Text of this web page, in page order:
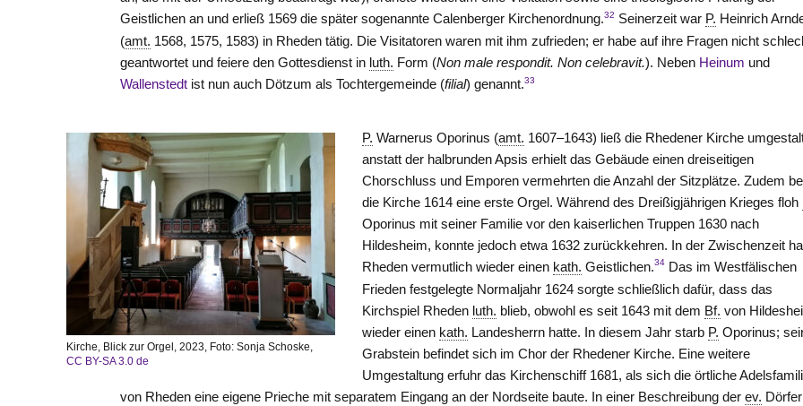
Geistlichen an und erließ 1569 die später sogenannte Calenberger Kirchenordnung.32 Seinerzeit war P. Heinrich
(amt. 1568, 1575, 1583) in Rheden tätig. Die Visitatoren waren mit ihm zufrieden; er habe auf ihre Fragen nicht
geantwortet und feiere den Gottesdienst in luth. Form (Non male respondit. Non celebravit.). Neben Heinum und
Wallenstedt ist nun auch Dötzum als Tochtergemeinde (filial) genannt.33
Kirche, Blick zur Orgel, 2023, Foto: Sonja Schoske,
CC BY-SA 3.0 de
P. Warnerus Oporinus (amt. 1607–1643) ließ die Rhedener Kirche
anstatt der halbrunden Apsis erhielt das Gebäude einen dreiseitigen
Chorschluss und Emporen vermehrten die Anzahl der Sitzplätze. Zudem
die Kirche 1614 eine erste Orgel. Während des Dreißigjährigen Krieges floh
Oporinus mit seiner Familie vor den kaiserlichen Truppen 1630 nach
Hildesheim, konnte jedoch etwa 1632 zurückkehren. In der Zwischenzeit
Rheden vermutlich wieder einen kath. Geistlichen.34 Das im Westfälischen
Frieden festgelegte Normaljahr 1624 sorgte schließlich dafür, dass das
Kirchspiel Rheden luth. blieb, obwohl es seit 1643 mit dem Bf. von
wieder einen kath. Landesherrn hatte. In diesem Jahr starb P. Oporinus;
Grabstein befindet sich im Chor der Rhedener Kirche. Eine weitere
Umgestaltung erfuhr das Kirchenschiff 1681, als sich die örtliche
von Rheden eine eigene Prieche mit separatem Eingang an der Nordseite baute. In einer Beschreibung derev.